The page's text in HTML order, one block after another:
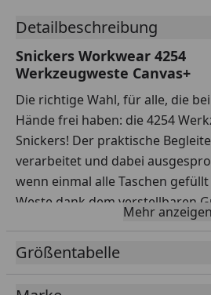
Detailbeschreibung
Snickers Workwear 4254
Werkzeugweste Canvas+
Die richtige Wahl, für alle, die
Hände frei haben: die 4254
Snickers! Der praktische
verarbeitet und dabei
wenn einmal alle Taschen
Weste dank dem verstellbaren
leicht. Denn dieser nimmt
und verteilt dieses auf die Hüfte.
Taschen individuell bestückt
Mehr anzeigen
Größentabelle